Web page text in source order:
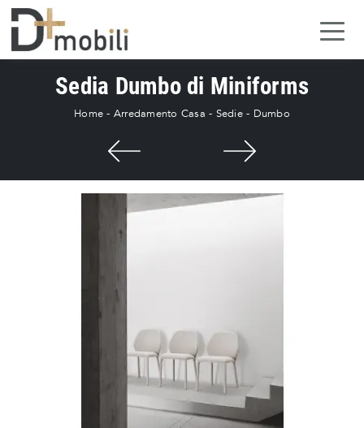
Sedia Dumbo di Miniforms
Home - Arredamento Casa - Sedie - Dumbo